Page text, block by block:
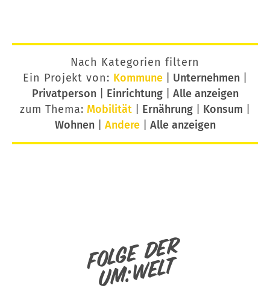
Nach Kategorien filtern
Ein Projekt von: Kommune| Unternehmen|
Privatperson| Einrichtung| Alle anzeigen
zum Thema: Mobilität Ernährung Konsum
Wohnen| Andere| Alle anzeigen
Folge der
um:welt